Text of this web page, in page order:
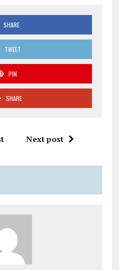
SHARE
TWEET
PIN
SHARE
Next post